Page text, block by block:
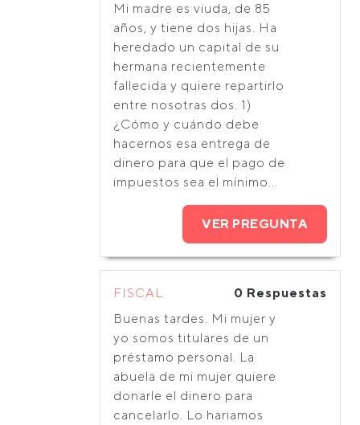
Mi madre es viuda, de 85
años, y tiene dos hijas. Ha
heredado un capital de su
hermana recientemente
fallecida y quiere repartirlo
entre nosotras dos. 1)
¿Cómo y cuándo debe
hacernos esa entrega de
dinero para que el pago de
impuestos sea el mínimo...
VER PREGUNTA
FISCAL
0 Respuestas
Buenas tardes. Mi mujer y
yo somos titulares de un
préstamo personal. La
abuela de mi mujer quiere
donarle el dinero para
cancelarlo. Lo hariamos